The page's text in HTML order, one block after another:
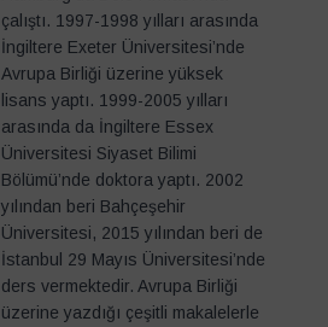
çalıştı. 1997-1998 yılları arasında
İngiltere Exeter Üniversitesi’nde
Avrupa Birliği üzerine yüksek
lisans yaptı. 1999-2005 yılları
arasında da İngiltere Essex
Üniversitesi Siyaset Bilimi
Bölümü’nde doktora yaptı. 2002
yılından beri Bahçeşehir
Üniversitesi, 2015 yılından beri de
İstanbul 29 Mayıs Üniversitesi’nde
ders vermektedir. Avrupa Birliği
üzerine yazdığı çeşitli makalelerle